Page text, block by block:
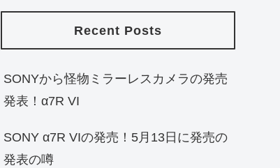
Recent Posts
SONYから怪物ミラーレスカメラの発売
発表！α7R VI
SONY α7R VIの発売！5月13日に発売の
発表の噂